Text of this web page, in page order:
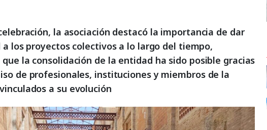
la asociación destacó la importancia de dar
los proyectos colectivos a lo largo del tiempo,
la consolidación de la entidad ha sido posible gracias
de profesionales, instituciones y miembros de la
a su evolución